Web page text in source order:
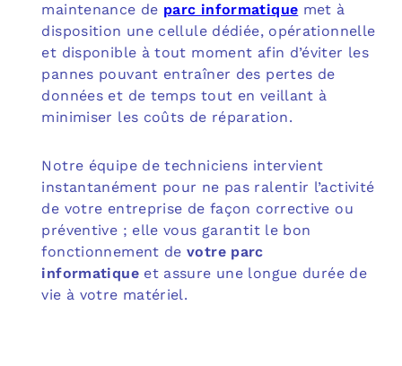
maintenance de parc informatique met à
disposition une cellule dédiée, opérationnelle
et disponible à tout moment afin d’éviter les
pannes pouvant entraîner des pertes de
données et de temps tout en veillant à
minimiser les coûts de réparation.
Notre équipe de techniciens intervient
instantanément pour ne pas ralentir l’activité
de votre entreprise de façon corrective ou
préventive ; elle vous garantit le bon
fonctionnement devotre parc
informatiqueet assure une longue durée de
vie à votre matériel.